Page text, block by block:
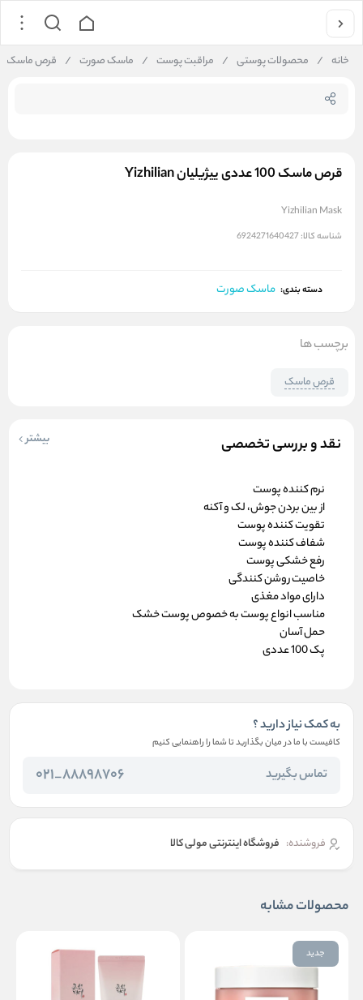
خانه / محصولات پوستی / مراقبت پوست / ماسک صورت / قرص ماسک 100 عددی ییژیلیان Yizhilian
قرص ماسک 100 عددی ییژیلیان Yizhilian
Yizhilian Mask
شناسه کالا: 6924271640427
دسته بندی: ماسک صورت
نقد و بررسی تخصصی بیشتر
نرم کننده پوست
از بین بردن جوش، لک و آکنه
تقویت کننده پوست
شفاف کننده پوست
رفع خشکی پوست
خاصیت روشن کنندگی
دارای مواد مغذی
مناسب انواع پوست به خصوص پوست خشک
حمل آسان
پک 100 عددی
به کمک نیاز دارید ؟
کافیست با ما در میان بگذارید تا شما را راهنمایی کنیم
تماس بگیرید 88898706_021
فروشنده: فروشگاه اینترنتی مولی کالا
برچسب ها
قرص ماسک
محصولات مشابه
جدید